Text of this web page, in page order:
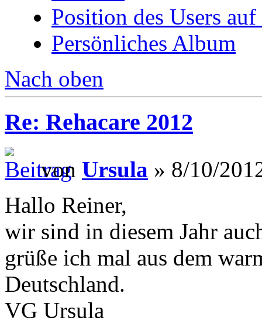
Position des Users
Persönliches Album
Nach oben
Re: Rehacare 2012
von Ursula » 8/10/
Hallo Reiner,
wir sind in diesem Jahr
grüße ich mal aus dem
Deutschland.
VG Ursula